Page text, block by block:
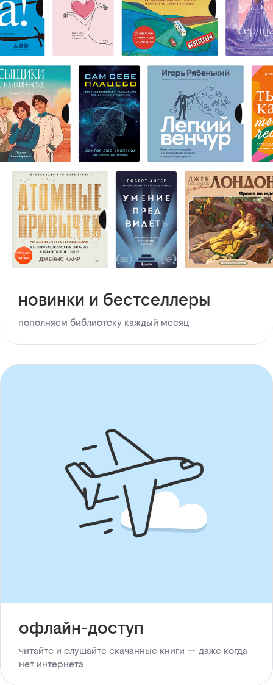
новинки и бестселлеры
пополняем библиотеку каждый месяц
офлайн-доступ
читайте и слушайте скачанные книги — даже когда
нет интернета